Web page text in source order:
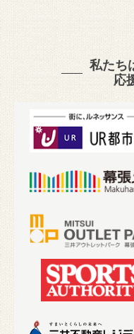
私たち
応